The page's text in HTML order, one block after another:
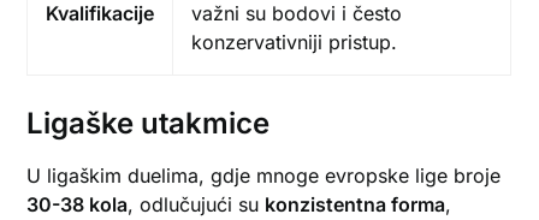
Kvalifikacije
važni su bodovi i često
konzervativniji pristup.
Ligaške utakmice
U ligaškim duelima, gdje mnoge evropske lige broje
30-38 kola, odlučujući su konzistentna forma,